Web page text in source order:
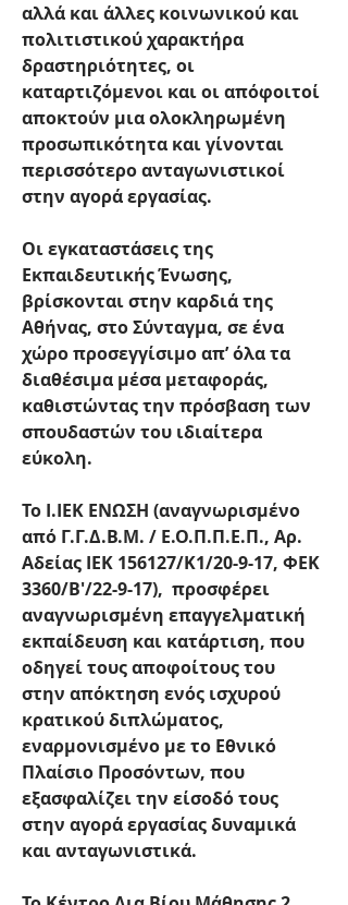
αλλά και άλλες κοινωνικού και
πολιτιστικού χαρακτήρα
δραστηριότητες, οι
καταρτιζόμενοι και οι απόφοιτοί
αποκτούν μια ολοκληρωμένη
προσωπικότητα και γίνονται
περισσότερο ανταγωνιστικοί
στην αγορά εργασίας.
Οι εγκαταστάσεις της
Εκπαιδευτικής Ένωσης,
βρίσκονται στην καρδιά της
Αθήνας, στο Σύνταγμα, σε ένα
χώρο προσεγγίσιμο απ’ όλα τα
διαθέσιμα μέσα μεταφοράς,
καθιστώντας την πρόσβαση των
σπουδαστών του ιδιαίτερα
εύκολη.
Το Ι.ΙΕΚ ΕΝΩΣΗ (αναγνωρισμένο
από Γ.Γ.Δ.Β.Μ. / Ε.Ο.Π.Π.Ε.Π., Αρ.
Αδείας ΙΕΚ 156127/Κ1/20-9-17, ΦΕΚ
3360/Β'/22-9-17),  προσφέρει
αναγνωρισμένη επαγγελματική
εκπαίδευση και κατάρτιση, που
οδηγεί τους αποφοίτους του
στην απόκτηση ενός ισχυρού
κρατικού διπλώματος,
εναρμονισμένο με το Εθνικό
Πλαίσιο Προσόντων, που
εξασφαλίζει την είσοδό τους
στην αγορά εργασίας δυναμικά
και ανταγωνιστικά.